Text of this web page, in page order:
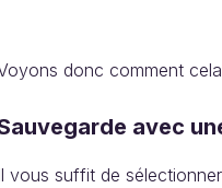
donc comment
avec
vous suffit de